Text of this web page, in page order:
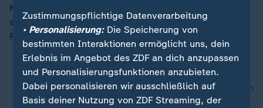
Nachfolger feststeht. Nach zwei Jahren im Amt
schwächten zuletzt schlechte Umfragewerte seine
Position.
nach oben
Zustimmungspflichtige Datenverarbeitung
• Personalisierung:Die Speicherung von
bestimmten Interaktionen ermöglicht uns, dein
Erlebnis im Angebot des ZDF an dich anzupassen
und Personalisierungsfunktionen anzubieten.
Dabei personalisieren wir ausschließlich auf
Basis deiner Nutzung von ZDF Streaming, der